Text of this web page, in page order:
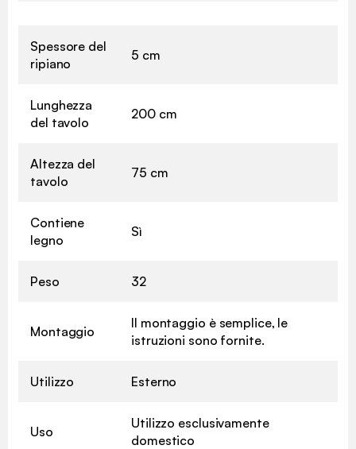
Spessore del
ripiano
5 cm
Lunghezza
del tavolo
200 cm
Altezza del
tavolo
75 cm
Contiene
legno
Sì
Peso 32
Montaggio
Il montaggio è semplice, le
istruzioni sono fornite.
Utilizzo Esterno
Uso
Utilizzo esclusivamente
domestico